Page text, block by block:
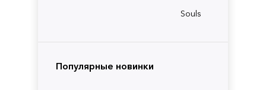
Souls
Популярные новинки